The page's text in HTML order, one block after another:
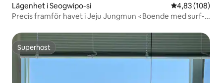
Lägenhet i Seogwipo-si 4,83 av 5 i
4,83 (108)
Precis framför havet i Jeju Jungmun <Boende med surf-
Superhost
Superhost